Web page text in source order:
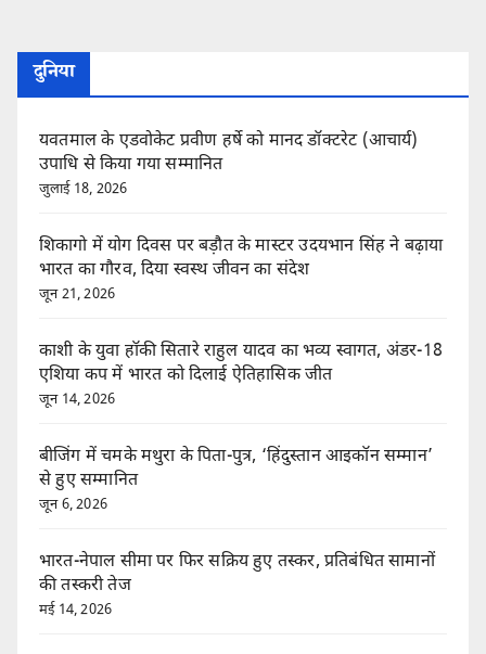
दुनिया
यवतमाल के एडवोकेट प्रवीण हर्षे को मानद डॉक्टरेट (आचार्य)
उपाधि से किया गया सम्मानित
जुलाई 18, 2026
शिकागो में योग दिवस पर बड़ौत के मास्टर उदयभान सिंह ने बढ़ाया
भारत का गौरव, दिया स्वस्थ जीवन का संदेश
जून 21, 2026
काशी के युवा हॉकी सितारे राहुल यादव का भव्य स्वागत, अंडर-18
एशिया कप में भारत को दिलाई ऐतिहासिक जीत
जून 14, 2026
बीजिंग में चमके मथुरा के पिता-पुत्र, ‘हिंदुस्तान आइकॉन सम्मान’
से हुए सम्मानित
जून 6, 2026
भारत-नेपाल सीमा पर फिर सक्रिय हुए तस्कर, प्रतिबंधित सामानों
की तस्करी तेज
मई 14, 2026